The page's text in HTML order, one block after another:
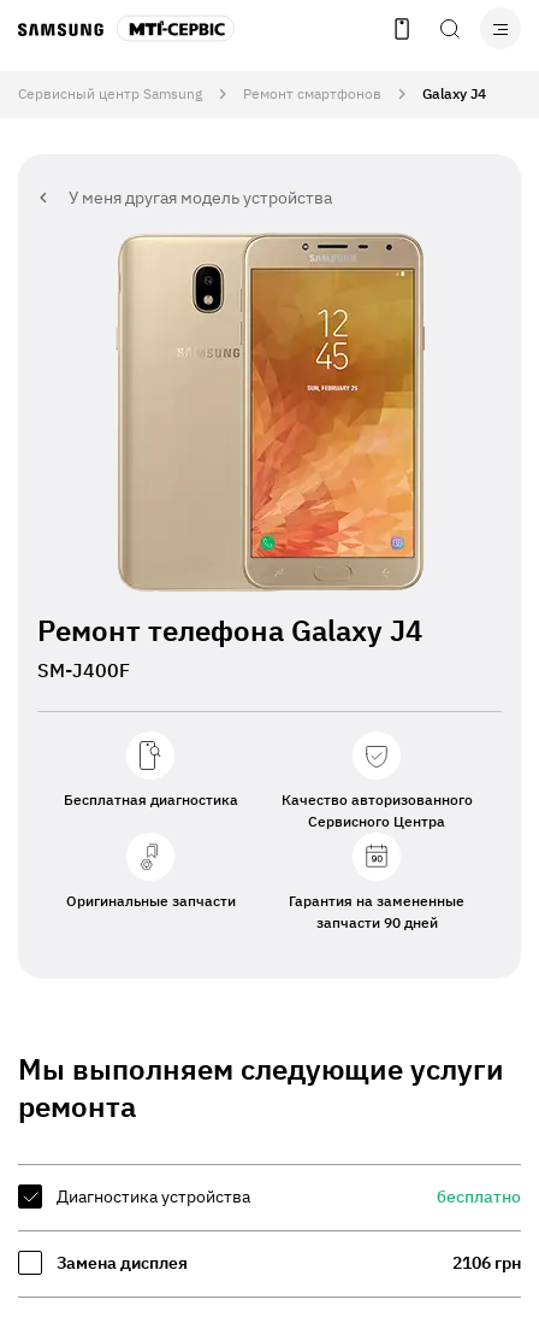
Сервисный центр Samsung Ремонт смартфонов Galaxy J4
У меня другая модель устройства
Ремонт телефона Galaxy J4
SM-J400F
Бесплатная диагностика
Качество авторизованного
Сервисного Центра
Оригинальные запчасти
Гарантия на замененные
запчасти 90 дней
Мы выполняем следующие услуги
ремонта
Диагностика устройства бесплатно
Замена дисплея 2106 грн